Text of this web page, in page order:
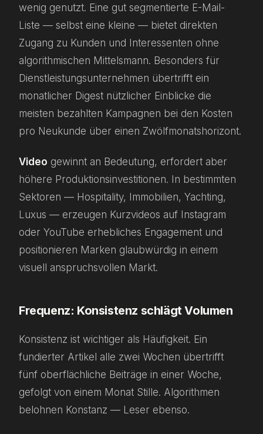
wenig genutzt. Eine gut segmentierte E-Mail-
Liste — selbst eine kleine — bietet direkten
Zugang zu Kunden und Interessenten ohne
algorithmischen Mittelsmann. Besonders für
Dienstleistungsunternehmen übertrifft ein
monatlicher Digest nützlicher Einblicke die
meisten bezahlten Kampagnen bei den Kosten
pro Neukunde über einen Zwölfmonatshorizont.
Video gewinnt an Bedeutung, erfordert aber
höhere Produktionsinvestitionen. In bestimmten
Sektoren — Hospitality, Immobilien, Yachting,
Luxus — erzeugen Kurzvideos auf Instagram
oder YouTube erhebliches Engagement und
positionieren Marken glaubwürdig in einem
visuell anspruchsvollen Markt.
Frequenz: Konsistenz schlägt Volumen
Konsistenz ist wichtiger als Häufigkeit. Ein
fundierter Artikel alle zwei Wochen übertrifft
fünf oberflächliche Beiträge in einer Woche,
gefolgt von einem Monat Stille. Algorithmen
belohnen Konstanz — Leser ebenso.